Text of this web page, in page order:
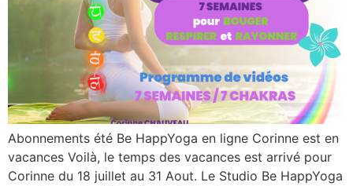
Abonnements été Be HappYoga en ligne Corinne est en
vacances Voilà, le temps des vacances est arrivé pour
Corinne du 18 juillet au 31 Aout. Le Studio Be HappYoga